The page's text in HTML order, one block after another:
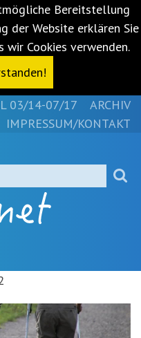
Bereitstellung
der Website erklären Sie
wir Cookies verwenden.
03/14-07/17
ARCHIV
IMPRESSUM/KONTAKT